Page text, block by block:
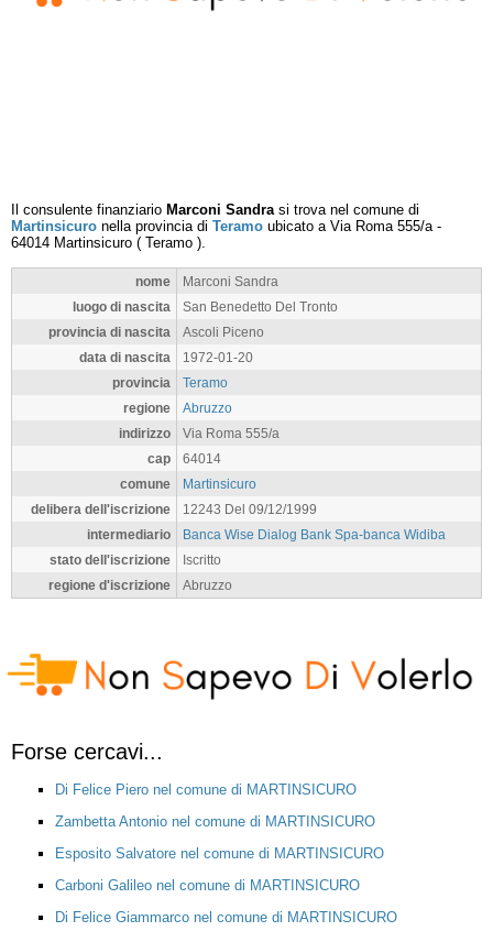
Il consulente finanziario Marconi Sandrasi trova nel comune di
Martinsicuro nella provincia di Teramo ubicato a Via Roma 555/a-
64014 Martinsicuro ( Teramo ).
nome
Marconi Sandra
luogo di nascita
San Benedetto Del Tronto
provincia di nascita
Ascoli Piceno
data di nascita
1972-01-20
provincia
Teramo
regione
Abruzzo
indirizzo
Via Roma 555/a
cap
64014
comune
Martinsicuro
delibera dell'iscrizione
12243 Del 09/12/1999
intermediario
Banca Wise Dialog Bank Spa-banca Widiba
stato dell'iscrizione
Iscritto
regione d'iscrizione
Abruzzo
Forse cercavi...
Di Felice Piero nel comune di MARTINSICURO
Zambetta Antonio nel comune di MARTINSICURO
Esposito Salvatore nel comune di MARTINSICURO
Carboni Galileo nel comune di MARTINSICURO
Di Felice Giammarco nel comune di MARTINSICURO